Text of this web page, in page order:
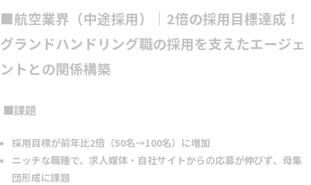
■航空業界（中途採用）｜2倍の採用目標達成！
グランドハンドリング職の採用を支えたエージェ
ントとの関係構築
■課題
採用目標が前年比2倍（50名→100名）に増加
ニッチな職種で、求人媒体・自社サイトからの応募が伸びず、母集
団形成に課題